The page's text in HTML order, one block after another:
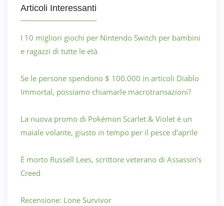
Articoli Interessanti
I 10 migliori giochi per Nintendo Switch per bambini
e ragazzi di tutte le età
Se le persone spendono $ 100.000 in articoli Diablo
Immortal, possiamo chiamarle macrotransazioni?
La nuova promo di Pokémon Scarlet & Violet è un
maiale volante, giusto in tempo per il pesce d'aprile
È morto Russell Lees, scrittore veterano di Assassin's
Creed
Recensione: Lone Survivor